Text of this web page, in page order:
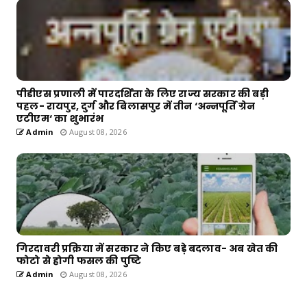
पीडीएस प्रणाली में पारदर्शिता के लिए राज्य सरकार की बड़ी
पहल- रायपुर, दुर्ग और बिलासपुर में तीन ‘अन्नपूर्ति ग्रेन
एटीएम‘ का शुभारंभ
Admin August 08, 2026
गिरदावरी प्रक्रिया में सरकार ने किए बड़े बदलाव- अब खेत की
फोटो से होगी फसल की पुष्टि
Admin August 08, 2026